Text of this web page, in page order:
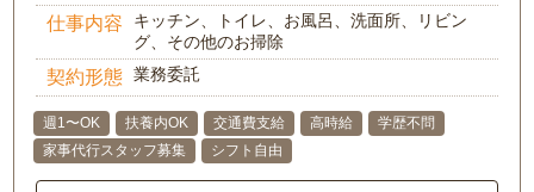
仕事内容
キッチン、トイレ、お風呂、洗面所、リビン
グ、その他のお掃除
契約形態 業務委託
週1〜OK 扶養内OK 交通費支給 高時給
学歴不問
家事代行スタッフ募集
シフト自由